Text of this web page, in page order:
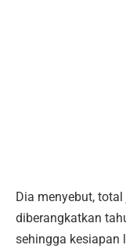
Dia menyebut,
diberangkatkan
sehingga kesiapan